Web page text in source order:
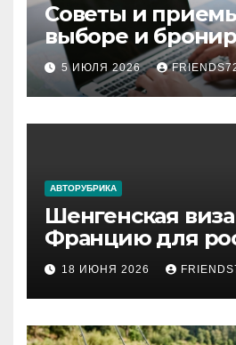
Советы и
выборе и
авиабилетов
5 ИЮЛЯ 2026
АВТОРУБРИКА
Шенгенская
Францию для
2026 году: сроки
и список
документов
18 ИЮНЯ 2026